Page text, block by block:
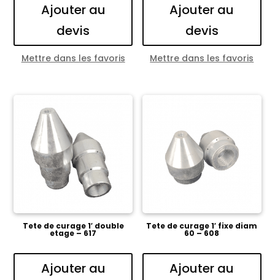
Ajouter au
devis
Mettre dans les favoris
Ajouter au
devis
Mettre dans les favoris
Tete de curage 1′ double
etage – 617
Ajouter au
Tete de curage 1′ fixe diam
60 – 608
Ajouter au